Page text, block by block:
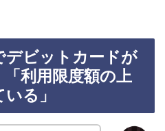
デビットカードが
利用限度額の上
る」